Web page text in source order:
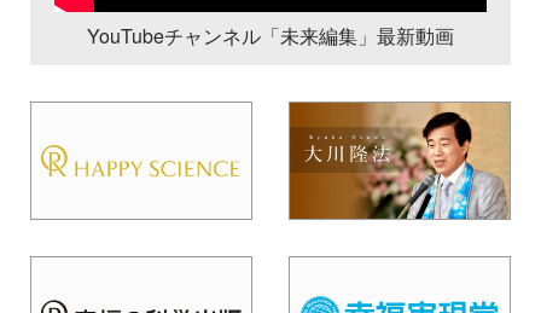
YouTubeチャンネル「未来編集」最新動画